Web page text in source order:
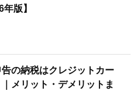
年版】
の納税はクレジットカー
｜メリット・デメリットま